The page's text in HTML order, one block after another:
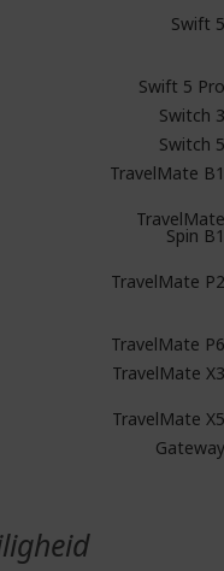
Swift 5
Swift 5 Pro
Switch 3
Switch 5
TravelMate B1
TravelMate
Spin B1
TravelMate P2
TravelMate P6
TravelMate X3
TravelMate X5
Gateway